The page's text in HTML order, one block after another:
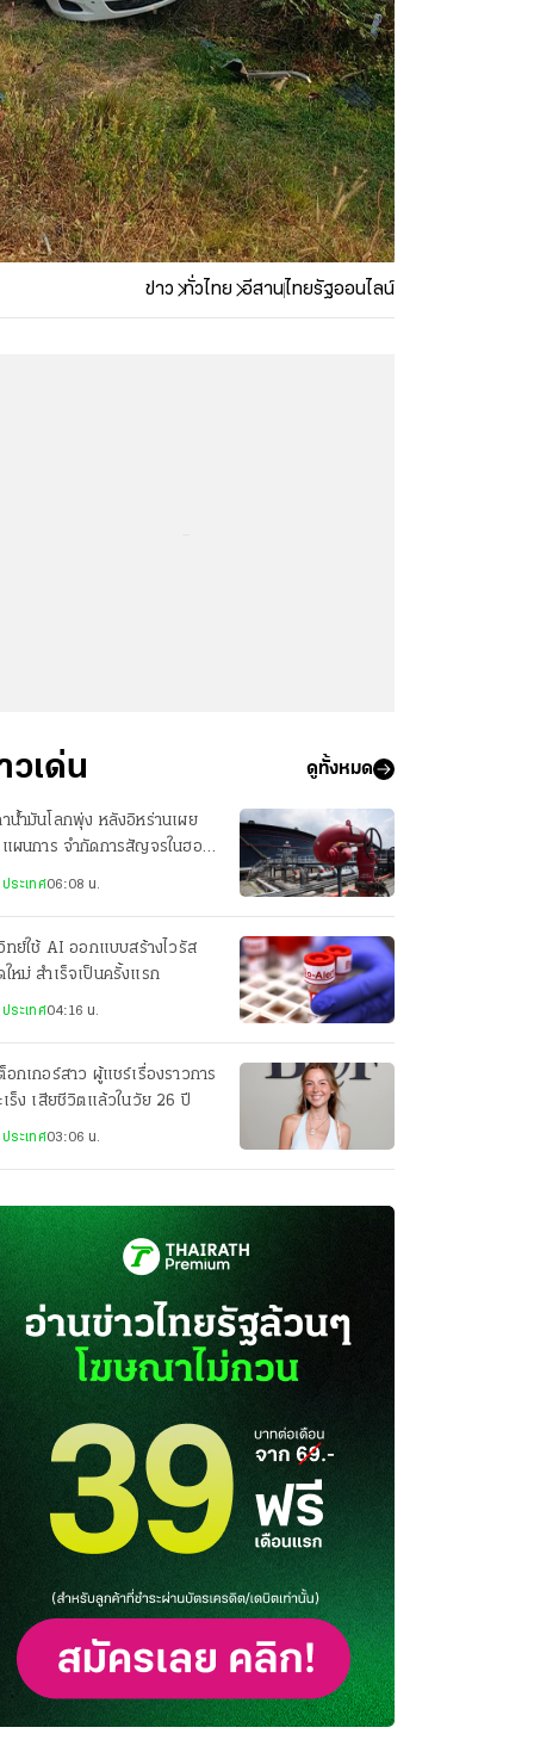
ข่าว ทั่วไทย อีสานไทยรัฐออนไลน์
วเด่น ดูทั้งหมด
าน้ำมันโลกพุ่ง หลังอิหร่านเผย
แผนการ จำกัดการสัญจรในฮอร์
ระเทศ06:08 น.
ทย์ใช้ AI ออกแบบสร้างไวรัส
ใหม่ สำเร็จเป็นครั้งแรก
ระเทศ04:16 น.
อกเกอร์สาว ผู้แชร์เรื่องราวการ
เร็ง เสียชีวิตแล้วในวัย 26 ปี
ระเทศ03:06 น.